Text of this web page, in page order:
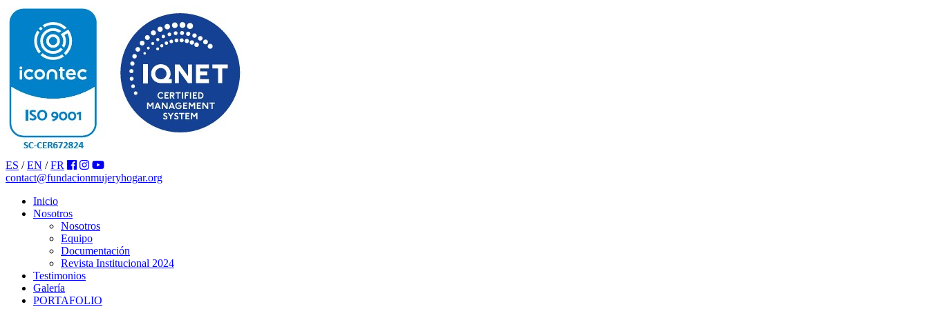
ES / EN / FR
contact@fundacionmujeryhogar.org
Inicio
Nosotros
Nosotros
Equipo
Documentación
Revista Institucional 2024
Testimonios
Galería
PORTAFOLIO